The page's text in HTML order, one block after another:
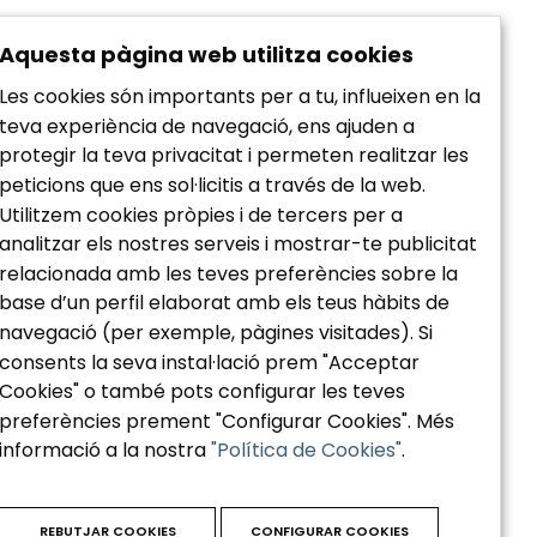
Política de privacidad
Aviso Legal
Política de Cookies
Accesibilidad
Aquesta pàgina web utilitza cookies
Les cookies són importants per a tu, influeixen en la
teva experiència de navegació, ens ajuden a
protegir la teva privacitat i permeten realitzar les
peticions que ens sol·licitis a través de la web.
Utilitzem cookies pròpies i de tercers per a
analitzar els nostres serveis i mostrar-te publicitat
relacionada amb les teves preferències sobre la
base d’un perfil elaborat amb els teus hàbits de
navegació (per exemple, pàgines visitades). Si
consents la seva instal·lació prem "Acceptar
Cookies" o també pots configurar les teves
preferències prement "Configurar Cookies". Més
informació a la nostra"Política de Cookies".
REBUTJAR COOKIES CONFIGURAR COOKIES